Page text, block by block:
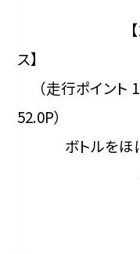
（走行ポイン
ボトルを